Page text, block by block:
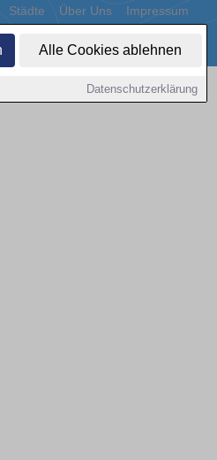
Alle Cookies ablehnen
Datenschutzerklärung
Städte Über Uns Impressum
Cookies
GmbH | Content by: 1a-sites-autos